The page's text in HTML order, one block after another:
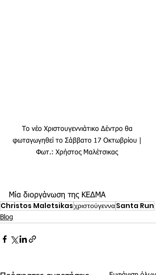
Το νέο Χριστουγεννιάτικο Δέντρο θα
φωταγωγηθεί το Σάββατο 17 Οκτωβρίου |
Φωτ.: Χρήστος Μαλέτσικας
Μία διοργάνωση της ΚΕΔΜΑ
Christos MaletsikasχριστούγενναSanta Run
Blog